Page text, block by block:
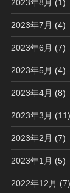
2023年8月 (1)
2023年7月 (4)
2023年6月 (7)
2023年5月 (4)
2023年4月 (8)
2023年3月 (11)
2023年2月 (7)
2023年1月 (5)
2022年12月 (7)